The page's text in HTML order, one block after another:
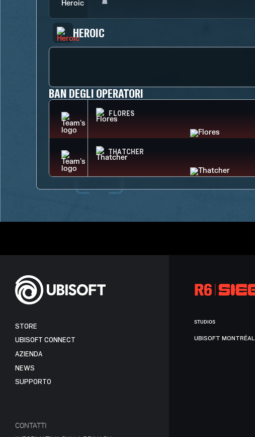
HEROIC
BAN DEGLI OPERATORI
FLORES
THATCHER
STORE
UBISOFT CONNECT
AZIENDA
NEWS
SUPPORTO
CONTATTI
STUDIOS
UBISOFT MONTRÉAL